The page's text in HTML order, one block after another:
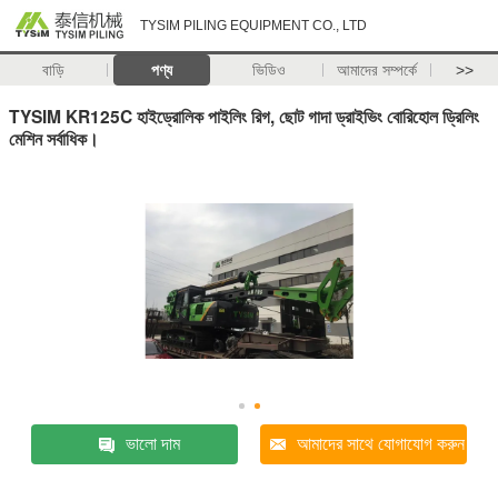
TYSIM PILING EQUIPMENT CO., LTD
বাড়ি পণ্য ভিডিও আমাদের সম্পর্কে >>
TYSIM KR125C হাইড্রোলিক পাইলিং রিগ, ছোট গাদা ড্রাইভিং বোরিহোল ড্রিলিং
মেশিন সর্বাধিক।
ভালো দাম আমাদের সাথে যোগাযোগ করুন